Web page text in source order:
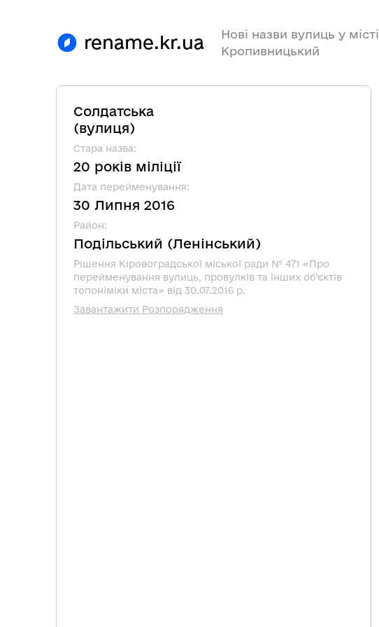
rename.kr.ua
Нові назви вулиць у місті
Кропивницький
Солдатська
(вулиця)
Стара назва:
20 років міліції
Дата перейменування:
30 Липня 2016
Район:
Подільський (Ленінський)
Рішення Кіровоградської міської ради № 471 «Про
перейменування вулиць, провулків та інших об’єктів
топоніміки міста» від 30.07.2016 р.
Завантажити Розпорядження